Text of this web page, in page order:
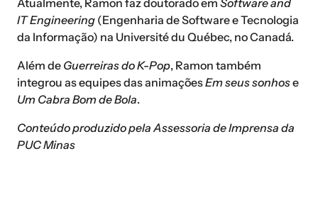
Atualmente, Ramon faz doutorado em Software and
IT Engineering (Engenharia de Software e Tecnologia
da Informação) na Université du Québec, no Canadá.
Além de Guerreiras do K-Pop, Ramon também
integrou as equipes das animaçõesEm seus sonhose
Um Cabra Bom de Bola.
Conteúdo produzido pela Assessoria de Imprensa da
PUC Minas